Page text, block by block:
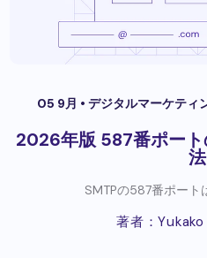
05 9月 • デジタルマーケティ
2026年版 587番ポー
法
SMTPの587番ポート
著者：